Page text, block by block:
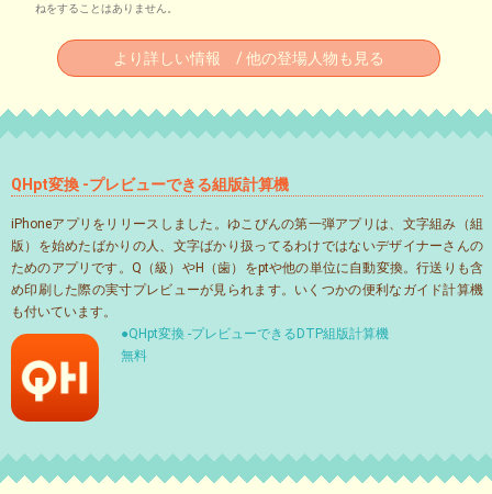
ねをすることはありません。
より詳しい情報 / 他の登場人物も見る
QHpt変換 -プレビューできる組版計算機
iPhoneアプリをリリースしました。ゆこびんの第一弾アプリは、文字組み（組
版）を始めたばかりの人、文字ばかり扱ってるわけではないデザイナーさんの
ためのアプリです。Q（級）やH（歯）をptや他の単位に自動変換。行送りも含
め印刷した際の実寸プレビューが見られます。いくつかの便利なガイド計算機
も付いています。
●QHpt変換 -プレビューできるDTP組版計算機
無料